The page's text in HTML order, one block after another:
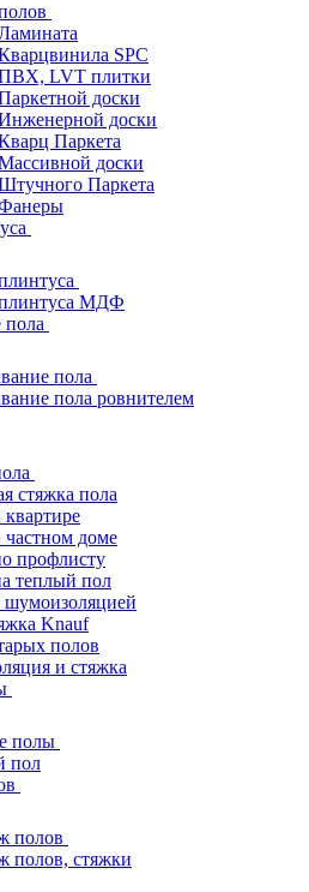
SPC
LVT плитки
доски
доски
Паркета
доски
Паркета
МДФ
пола
пола ровнителем
стяжка пола
доме
профлисту
теплый пол
шумоизоляцией
Knauf
полов
и стяжка
полы
пол
полов
полов, стяжки